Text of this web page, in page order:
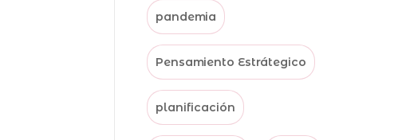
pandemia
Pensamiento Estrátegico
planificación